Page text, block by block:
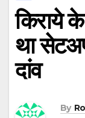
किराये
था
दांव
By